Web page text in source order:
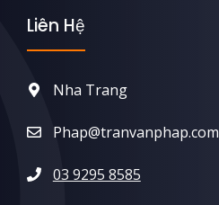
Liên Hệ
Nha Trang
Phap@tranvanphap.com
03 9295 8585